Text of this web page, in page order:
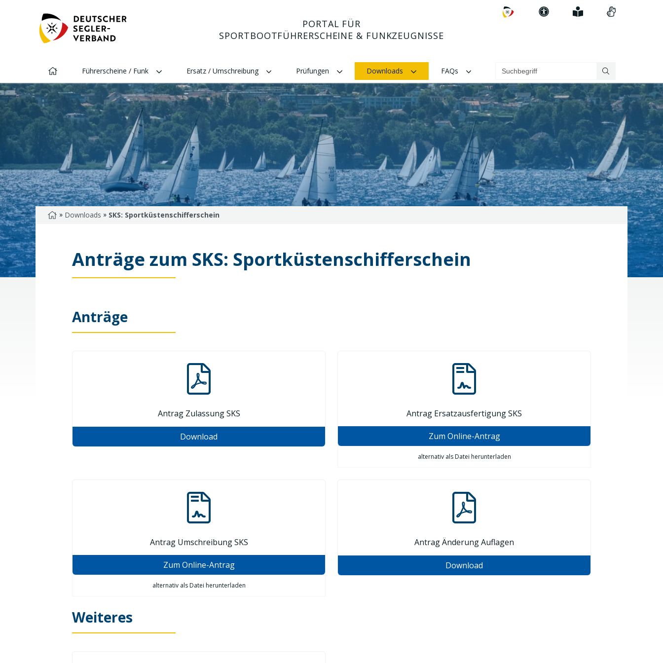
Erklärung Einfach
Videos
PORTAL FÜR
SPORTBOOTFÜHRERSCHEINE & FUNKZEUGNISSE
STARTSEITE
MENÜ
Startseite Führerscheine / Funk Ersatz / Umschreibung Prüfungen Downloads FAQs
Startseite
» Downloads » SKS: Sportküstenschifferschein
Anträge zum SKS: Sportküstenschifferschein
Anträge
Antrag Zulassung SKS
Download
Antrag Ersatzausfertigung SKS
Zum Online-Antrag
alternativ als Datei herunterladen
Antrag Umschreibung SKS
Zum Online-Antrag
alternativ als Datei herunterladen
Antrag Änderung Auflagen
Download
Weiteres